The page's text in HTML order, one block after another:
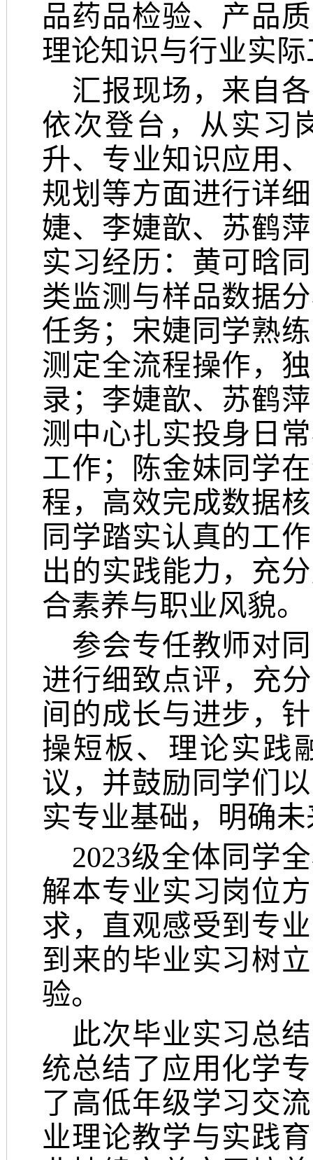
品药品检验、产品
理论知识与行业实
汇报现场，来自
依次登台，从实习
升、专业知识应用
规划等方面进行详
婕、李婕歆、苏鹤
实习经历：黄可晗
类监测与样品数据
任务；宋婕同学熟
测定全流程操作，
录；李婕歆、苏鹤
测中心扎实投身日
工作；陈金妹同学
程，高效完成数据
同学踏实认真的工
出的实践能力，充
合素养与职业风貌。
参会专任教师对
进行细致点评，充
间的成长与进步，
操短板、理论实践
议，并鼓励同学们
实专业基础，明确
2023级全体同学
解本专业实习岗位
求，直观感受到专
到来的毕业实习树
验。
此次毕业实习总
统总结了应用化学
了高低年级学习交
业理论教学与实践